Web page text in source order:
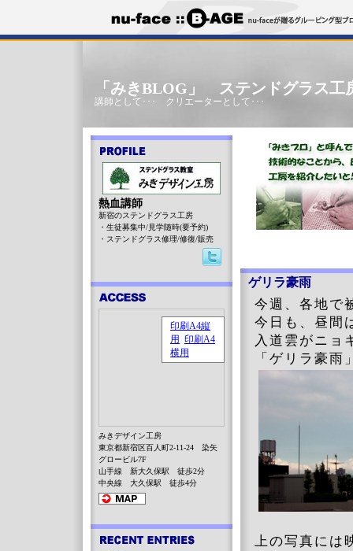
「みきBLOG」 ステンドグラス工
講師として･･･ クリエーターとして･･･
ゲリラ豪雨
今週、各地
今日も、昼間
入道雲がニョ
「ゲリラ豪雨
上の写真には
熱血講師
新宿のステンドグラス工房
・生徒募集中/見学随時(要予約)
・ステンドグラス修理/修復/販売
みきデザイン工房
東京都新宿区百人町2-11-24 染矢
グロービル7F
山手線 新大久保駅 徒歩2分
中央線 大久保駅 徒歩4分